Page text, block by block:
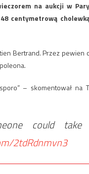
na aukcji w
centymetrową
Bertrand. Przez
– skomentował na
could
2tdRdnmvn3